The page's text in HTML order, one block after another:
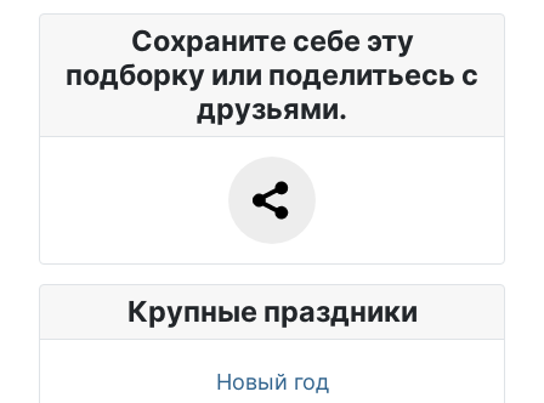
Сохраните себе эту
подборку или поделитьесь с
друзьями.
Крупные праздники
Новый год